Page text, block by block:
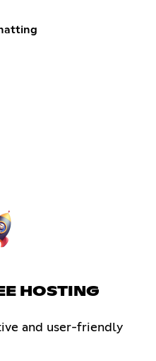
HOSTING
and user-friendly